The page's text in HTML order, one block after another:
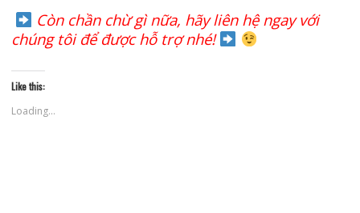
Còn chần chừ gì nữa, hãy liên hệ ngay với
chúng tôi để được hỗ trợ nhé!
Like this:
Loading...